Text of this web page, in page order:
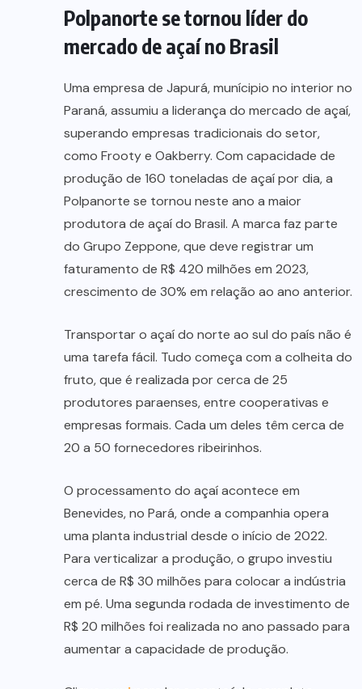
Polpanorte se tornou líder do
mercado de açaí no Brasil
Uma empresa de Japurá, munícipio no interior no
Paraná, assumiu a liderança do mercado de açaí,
superando empresas tradicionais do setor,
como Frooty e Oakberry. Com capacidade de
produção de 160 toneladas de açaí por dia, a
Polpanorte se tornou neste ano a maior
produtora de açaí do Brasil. A marca faz parte
do Grupo Zeppone, que deve registrar um
faturamento de R$ 420 milhões em 2023,
crescimento de 30% em relação ao ano anterior.
Transportar o açaí do norte ao sul do país não é
uma tarefa fácil. Tudo começa com a colheita do
fruto, que é realizada por cerca de 25
produtores paraenses, entre cooperativas e
empresas formais. Cada um deles têm cerca de
20 a 50 fornecedores ribeirinhos.
O processamento do açaí acontece em
Benevides, no Pará, onde a companhia opera
uma planta industrial desde o início de 2022.
Para verticalizar a produção, o grupo investiu
cerca de R$ 30 milhões para colocar a indústria
em pé. Uma segunda rodada de investimento de
R$ 20 milhões foi realizada no ano passado para
aumentar a capacidade de produção.